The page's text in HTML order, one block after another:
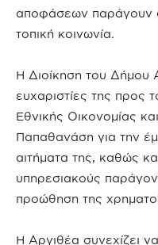
αποφάσεων παράγουν
τοπική κοινωνία.
Η Διοίκηση του Δήμου
ευχαριστίες της προς
Εθνικής Οικονομίας
Παπαθανάση για την
αιτήματα της, καθώς
υπηρεσιακούς
προώθηση της
Η Αργιθέα συνεχίζει να